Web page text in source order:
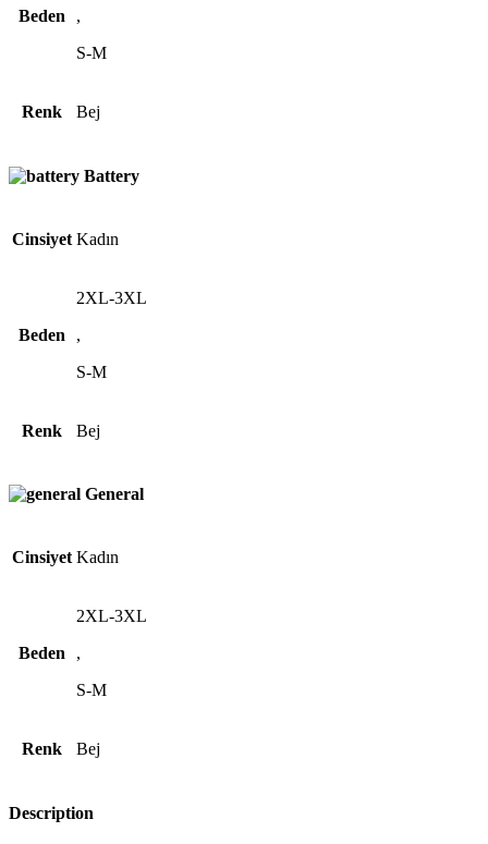
Beden
,
S-M
Renk Bej
Battery
Cinsiyet Kadın
Beden
2XL-3XL
,
S-M
Renk Bej
General
Cinsiyet Kadın
Beden
2XL-3XL
,
S-M
Renk Bej
Description